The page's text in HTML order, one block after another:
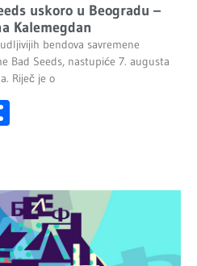
uskoro u Beogradu –
Kalemegdan
bendova savremene
Bad Seeds, nastupiće 7. augusta
Riječ je o